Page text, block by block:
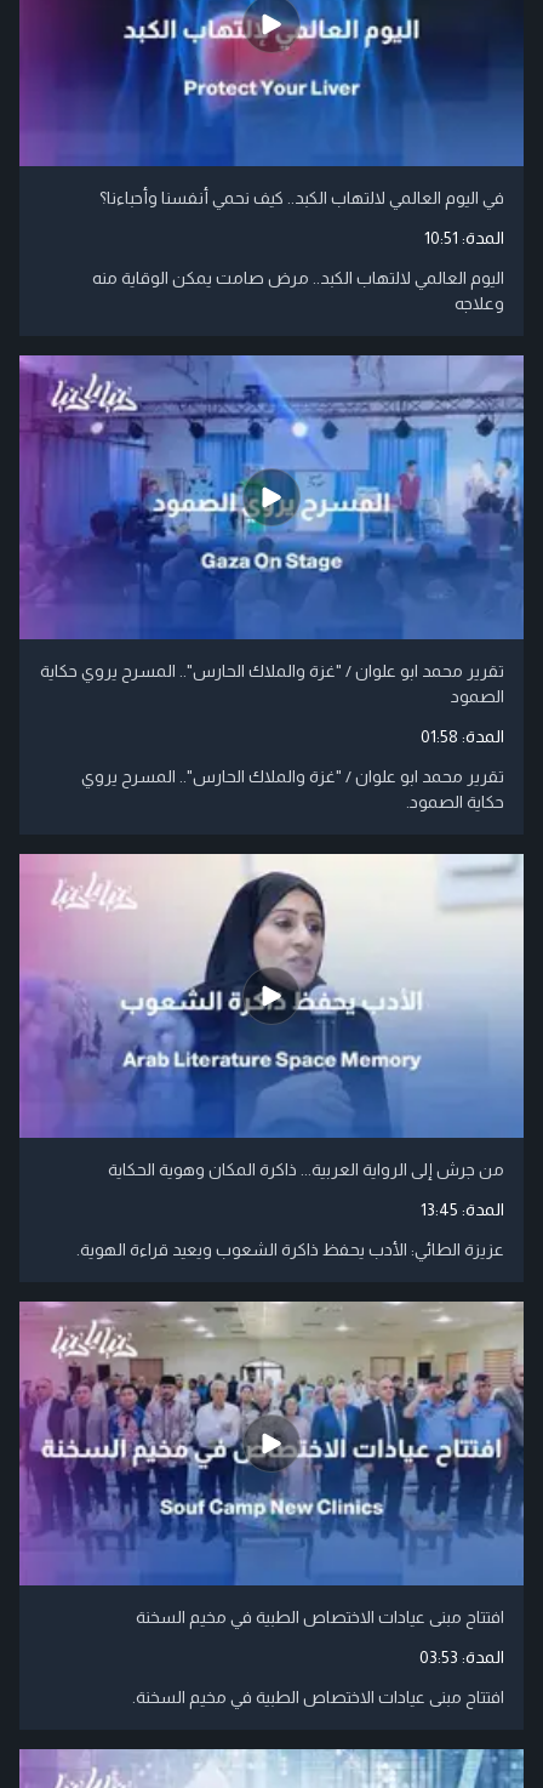
في اليوم العالمي لالتهاب الكبد.. كيف نحمي أنفسنا وأحباءنا؟
المدة: 10:51
اليوم العالمي لالتهاب الكبد.. مرض صامت يمكن الوقاية منه
وعلاجه
تقرير محمد ابو علوان / "غزة والملاك الحارس".. المسرح يروي حكاية
الصمود
المدة: 01:58
تقرير محمد ابو علوان / "غزة والملاك الحارس".. المسرح يروي
حكاية الصمود.
من جرش إلى الرواية العربية... ذاكرة المكان وهوية الحكاية
المدة: 13:45
عزيزة الطائي: الأدب يحفظ ذاكرة الشعوب ويعيد قراءة الهوية.
افتتاح مبنى عيادات الاختصاص الطبية في مخيم السخنة
المدة: 03:53
افتتاح مبنى عيادات الاختصاص الطبية في مخيم السخنة.